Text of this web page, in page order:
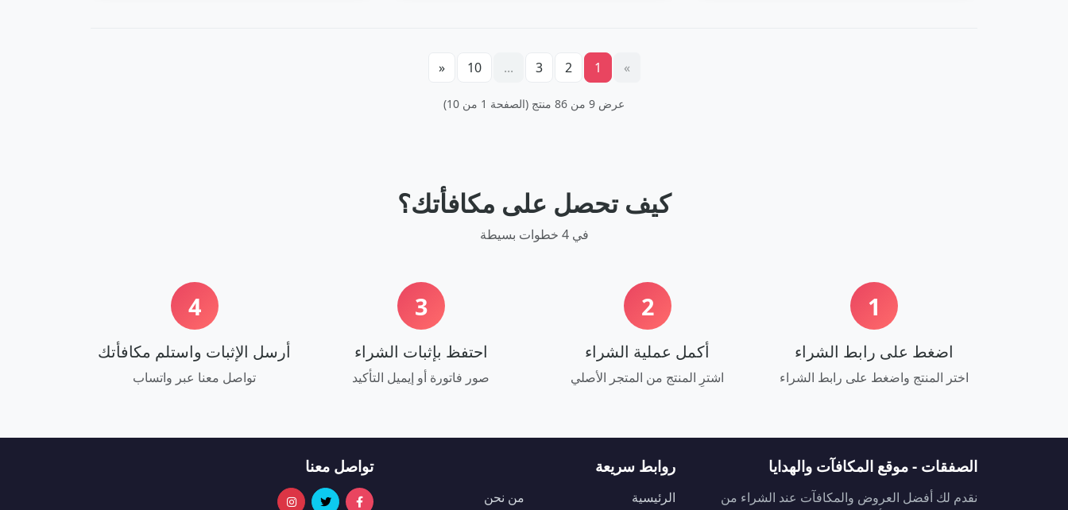
»
1
2
3
...
10
«
عرض 9 من 86 منتج (الصفحة 1 من 10)
كيف تحصل على مكافأتك؟
في 4 خطوات بسيطة
1
اضغط على رابط الشراء
اختر المنتج واضغط على رابط الشراء
2
أكمل عملية الشراء
اشترِ المنتج من المتجر الأصلي
3
احتفظ بإثبات الشراء
صور فاتورة أو إيميل التأكيد
4
أرسل الإثبات واستلم مكافأتك
تواصل معنا عبر واتساب
الصفقات - موقع المكافآت والهدايا
نقدم لك أفضل العروض والمكافآت عند الشراء من
روابط سريعة
الرئيسية من نحن
تواصل معنا